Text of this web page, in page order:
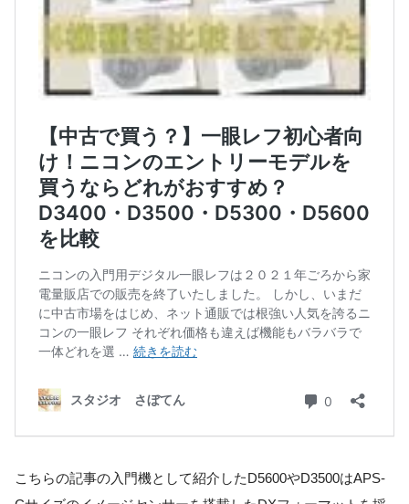
こちらの記事の入門機として紹介したD5600やD3500はAPS-